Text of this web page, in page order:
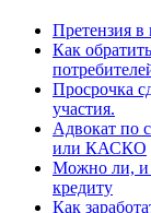
Претензия в
Как
Просрочка
участия.
Адвокат по
или КАСКО
Можно ли, и
кредиту
Как